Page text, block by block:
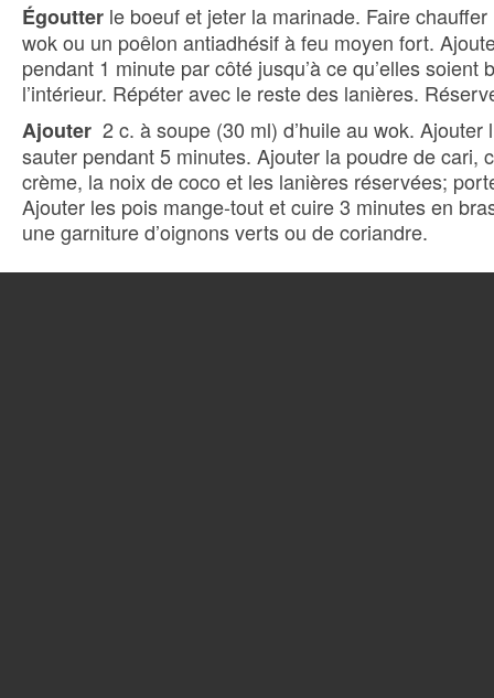
Égoutter le boeuf et jeter la marinade. Faire
wok ou un poêlon antiadhésif à feu moyen fort.
pendant 1 minute par côté jusqu’à ce qu’elles
l’intérieur. Répéter avec le reste des lanières.
Ajouter 2 c. à soupe (30 ml) d’huile au wok.
sauter pendant 5 minutes. Ajouter la poudre de cari,
crème, la noix de coco et les lanières réservées;
Ajouter les pois mange-tout et cuire 3 minutes en
une garniture d’oignons verts ou de coriandre.